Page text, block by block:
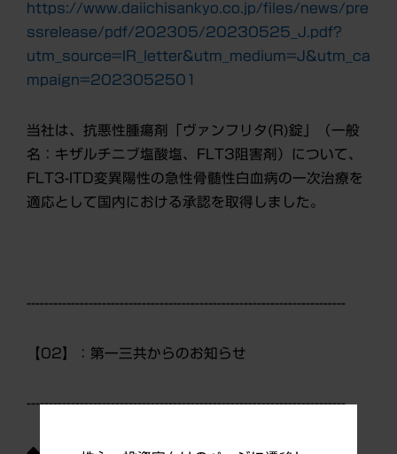
https://www.daiichisankyo.co.jp/files/news/pre
ssrelease/pdf/202305/20230525_J.pdf?
utm_source=IR_letter&utm_medium=J&utm_ca
mpaign=2023052501
当社は、抗悪性腫瘍剤「ヴァンフリタ(R)錠」（一般
名：キザルチニブ塩酸塩、FLT3阻害剤）について、
FLT3-ITD変異陽性の急性骨髄性白血病の一次治療を
適応として国内における承認を取得しました。
------------------------------------------------------------------------
【02】：第一三共からのお知らせ
------------------------------------------------------------------------